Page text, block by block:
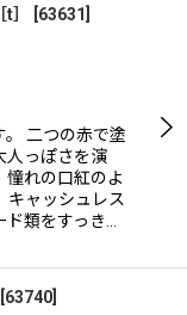
］ 63631
二つの赤で塗
人っぽさを演
憧れの口紅のよ
キャッシュレス
類をすっき…
[63740]